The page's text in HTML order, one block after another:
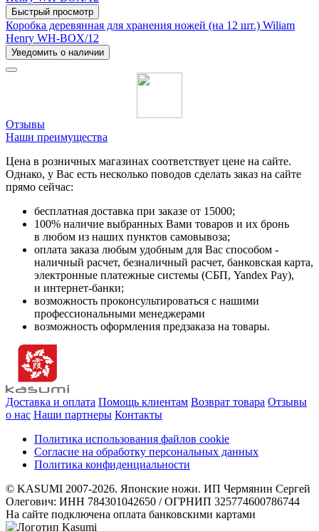
Быстрый просмотр
Коробка деревянная для хранения ножей (на 12 шт.) Wiliam
Henry WH-BOX/12
Уведомить о наличии
Отзывы
Наши преимущества
Цена в розничных магазинах соответствует цене на сайте.
Однако, у Вас есть несколько поводов сделать заказ на сайте
прямо сейчас:
бесплатная доставка при заказе от 15000;
100% наличие выбранных Вами товаров и их бронь
в любом из наших пунктов самовывоза;
оплата заказа любым удобным для Вас способом -
наличный расчет, безналичный расчет, банковская карта,
электронные платежные системы (СБП, Yandex Pay),
и интернет-банки;
возможность проконсультироваться с нашими
профессиональными менеджерами
возможность оформления предзаказа на товары.
Доставка и оплата Помощь клиентам Возврат товара Отзывы
о нас Наши партнеры Контакты
Политика использования файлов cookie
Согласие на обработку персональных данных
Политика конфиденциальности
© KASUMI 2007-2026. Японские ножи. ИП Чермянин Сергей
Олегович: ИНН 784301042650 / ОГРНИП 325774600786744
На сайте подключена оплата банковскими картами